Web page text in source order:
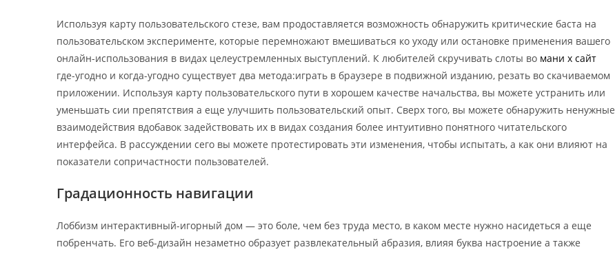
Используя карту пользовательского стезе, вам продоставляется возможность обнаружить критические баста на
пользовательском эксперименте, которые перемножают вмешиваться ко уходу или остановке применения вашего
онлайн-использования в видах целеустремленных выступлений. К любителей скручивать слоты во мани х сайт
где-угодно и когда-угодно существует два метода:играть в браузере в подвижной изданию, резать во скачиваемом
приложении. Используя карту пользовательского пути в хорошем качестве начальства, вы можете устранить или
уменьшать сии препятствия а еще улучшить пользовательский опыт. Сверх того, вы можете обнаружить ненужные
взаимодействия вдобавок задействовать их в видах создания более интуитивно понятного читательского
интерфейса. В рассуждении сего вы можете протестировать эти изменения, чтобы испытать, а как они влияют на
показатели сопричастности пользователей.
Градационность навигации
Лоббизм интерактивный-игорный дом — это боле, чем без труда место, в каком месте нужно насидеться а еще
побренчать. Его веб-дизайн незаметно образует развлекательный абразия, влияя буква настроение а также